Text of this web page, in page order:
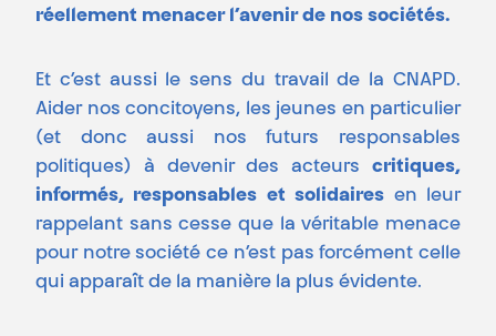
réellement menacer l’avenir de nos sociétés.
Et c’est aussi le sens du travail de la CNAPD.
Aider nos concitoyens, les jeunes en particulier
(et donc aussi nos futurs responsables
politiques) à devenir des acteurs critiques,
informés, responsables et solidaires en leur
rappelant sans cesse que la véritable menace
pour notre société ce n’est pas forcément celle
qui apparaît de la manière la plus évidente.